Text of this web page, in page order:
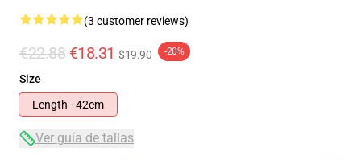
(3 customer reviews)
€22.88 €18.31 $19.90 -20%
Size
Length - 42cm
Ver guía de tallas